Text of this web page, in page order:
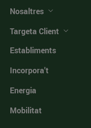
Nosaltres
Targeta Client
Establiments
Incorpora't
Energia
Mobilitat